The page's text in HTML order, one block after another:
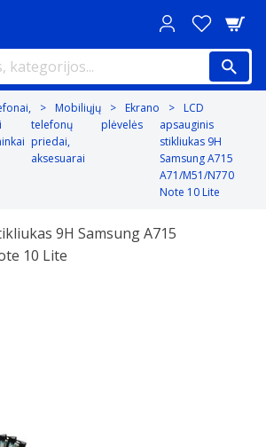
Mobiliųjų
telefonų
priedai,
aksesuarai
Ekrano
plėvelės
LCD
apsauginis
stikliukas 9H
Samsung A715
A71/M51/N770
Note 10 Lite
9H Samsung A715
10 Lite